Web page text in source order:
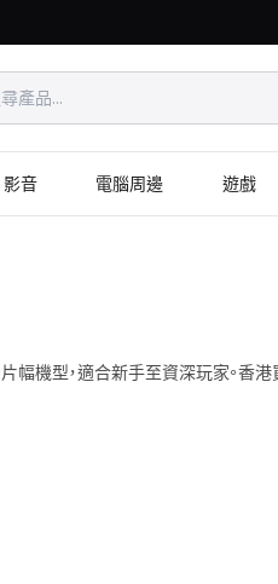
影音 電腦周邊 遊戲
幅機型，適合新手至資深玩家。